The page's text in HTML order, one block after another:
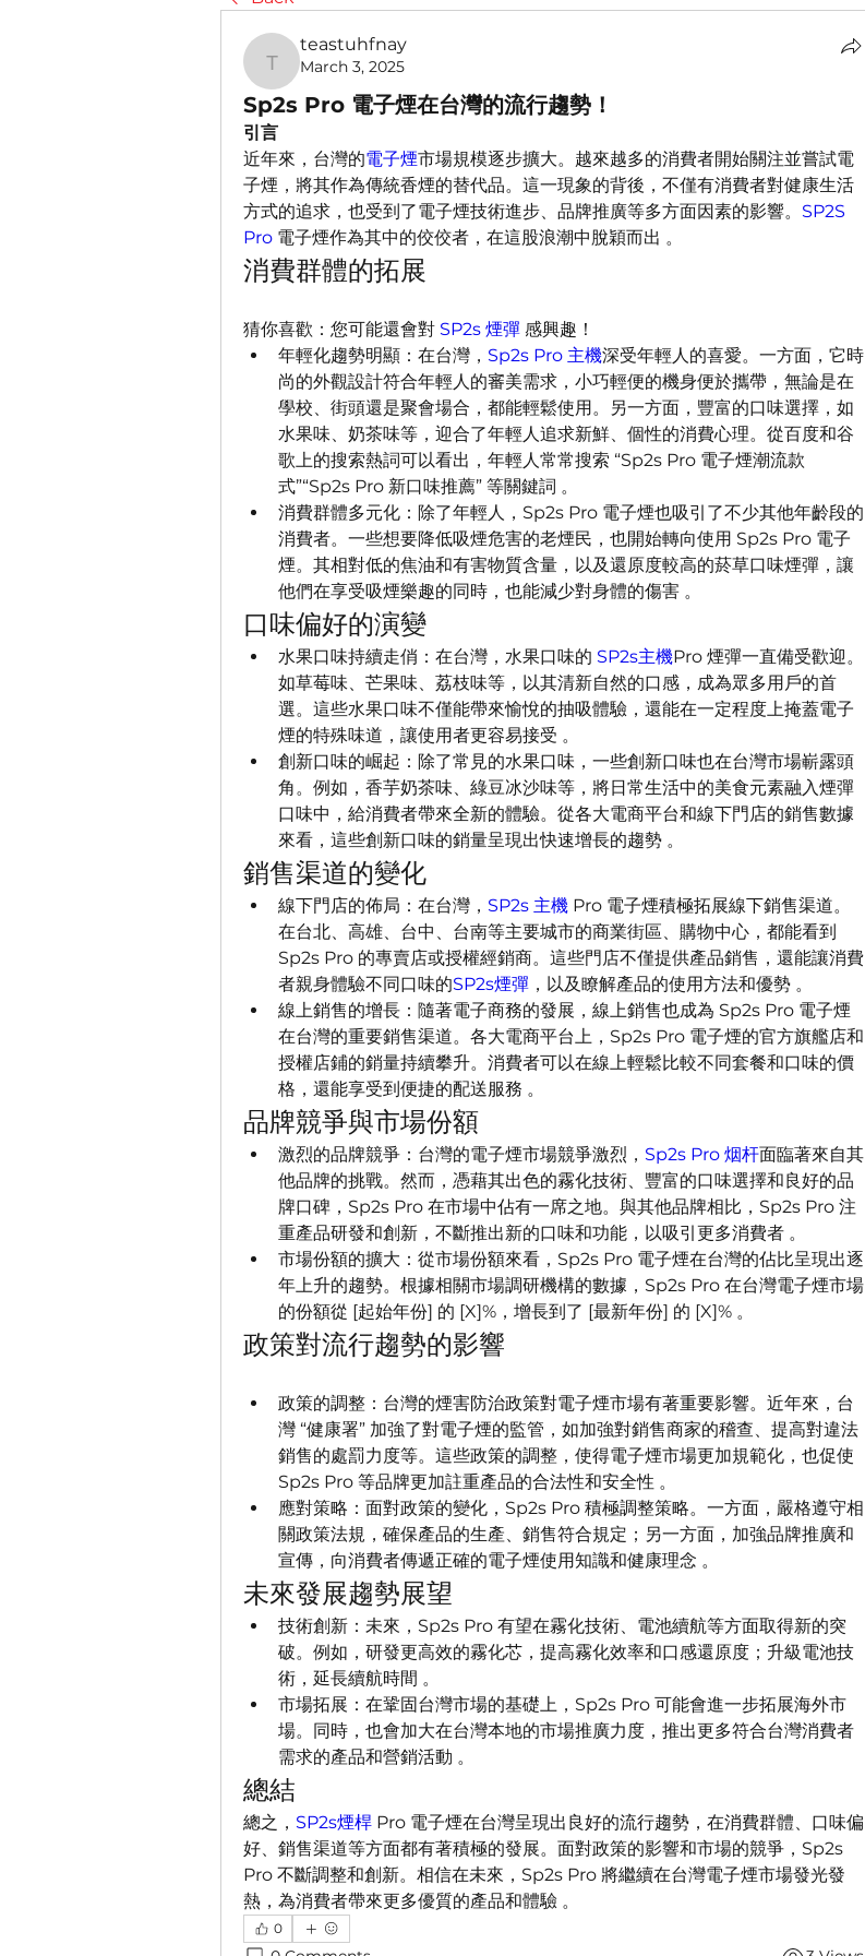
teastuhfnay
teastuhfnay
March 3, 2025
Sp2s Pro 電子煙在台灣的流行趨勢！
引言
近年來，台灣的電子煙市場規模逐步擴大。越來越多的消費者開始關注並嘗試電
子煙，將其作為傳統香煙的替代品。這一現象的背後，不僅有消費者對健康生活
方式的追求，也受到了電子煙技術進步、品牌推廣等多方面因素的影響。 SP2S
Pro 電子煙作為其中的佼佼者，在這股浪潮中脫穎而出 。
消費群體的拓展
猜你喜歡：您可能還會對 SP2s 煙彈 感興趣！
年輕化趨勢明顯：在台灣， Sp2s Pro 主機深受年輕人的喜愛。一方面，它時
尚的外觀設計符合年輕人的審美需求，小巧輕便的機身便於攜帶，無論是在
學校、街頭還是聚會場合，都能輕鬆使用。另一方面，豐富的口味選擇，如
水果味、奶茶味等，迎合了年輕人追求新鮮、個性的消費心理。從百度和谷
歌上的搜索熱詞可以看出，年輕人常常搜索 “Sp2s Pro 電子煙潮流款
式”“Sp2s Pro 新口味推薦” 等關鍵詞 。
消費群體多元化：除了年輕人，Sp2s Pro 電子煙也吸引了不少其他年齡段的
消費者。一些想要降低吸煙危害的老煙民，也開始轉向使用 Sp2s Pro 電子
煙。其相對低的焦油和有害物質含量，以及還原度較高的菸草口味煙彈，讓
他們在享受吸煙樂趣的同時，也能減少對身體的傷害 。
口味偏好的演變
水果口味持續走俏：在台灣，水果口味的 SP2s主機Pro 煙彈一直備受歡迎。
如草莓味、芒果味、荔枝味等，以其清新自然的口感，成為眾多用戶的首
選。這些水果口味不僅能帶來愉悅的抽吸體驗，還能在一定程度上掩蓋電子
煙的特殊味道，讓使用者更容易接受 。
創新口味的崛起：除了常見的水果口味，一些創新口味也在台灣市場嶄露頭
角。例如，香芋奶茶味、綠豆冰沙味等，將日常生活中的美食元素融入煙彈
口味中，給消費者帶來全新的體驗。從各大電商平台和線下門店的銷售數據
來看，這些創新口味的銷量呈現出快速增長的趨勢 。
銷售渠道的變化
線下門店的佈局：在台灣， SP2s 主機 Pro 電子煙積極拓展線下銷售渠道。
在台北、高雄、台中、台南等主要城市的商業街區、購物中心，都能看到
Sp2s Pro 的專賣店或授權經銷商。這些門店不僅提供產品銷售，還能讓消費
者親身體驗不同口味的SP2s煙彈 ，以及瞭解產品的使用方法和優勢 。
線上銷售的增長：隨著電子商務的發展，線上銷售也成為 Sp2s Pro 電子煙
在台灣的重要銷售渠道。各大電商平台上，Sp2s Pro 電子煙的官方旗艦店和
授權店鋪的銷量持續攀升。消費者可以在線上輕鬆比較不同套餐和口味的價
格，還能享受到便捷的配送服務 。
品牌競爭與市場份額
激烈的品牌競爭：台灣的電子煙市場競爭激烈， Sp2s Pro 烟杆面臨著來自其
他品牌的挑戰。然而，憑藉其出色的霧化技術、豐富的口味選擇和良好的品
牌口碑，Sp2s Pro 在市場中佔有一席之地。與其他品牌相比，Sp2s Pro 注
重產品研發和創新，不斷推出新的口味和功能，以吸引更多消費者 。
市場份額的擴大：從市場份額來看，Sp2s Pro 電子煙在台灣的佔比呈現出逐
年上升的趨勢。根據相關市場調研機構的數據，Sp2s Pro 在台灣電子煙市場
的份額從 [起始年份] 的 [X]%，增長到了 [最新年份] 的 [X]% 。
政策對流行趨勢的影響
政策的調整：台灣的煙害防治政策對電子煙市場有著重要影響。近年來，台
灣 “健康署” 加強了對電子煙的監管，如加強對銷售商家的稽查、提高對違法
銷售的處罰力度等。這些政策的調整，使得電子煙市場更加規範化，也促使
Sp2s Pro 等品牌更加註重產品的合法性和安全性 。
應對策略：面對政策的變化，Sp2s Pro 積極調整策略。一方面，嚴格遵守相
關政策法規，確保產品的生產、銷售符合規定；另一方面，加強品牌推廣和
宣傳，向消費者傳遞正確的電子煙使用知識和健康理念 。
未來發展趨勢展望
技術創新：未來，Sp2s Pro 有望在霧化技術、電池續航等方面取得新的突
破。例如，研發更高效的霧化芯，提高霧化效率和口感還原度；升級電池技
術，延長續航時間 。
市場拓展：在鞏固台灣市場的基礎上，Sp2s Pro 可能會進一步拓展海外市
場。同時，也會加大在台灣本地的市場推廣力度，推出更多符合台灣消費者
需求的產品和營銷活動 。
總結
總之， SP2s煙桿 Pro 電子煙在台灣呈現出良好的流行趨勢，在消費群體、口味偏
好、銷售渠道等方面都有著積極的發展。面對政策的影響和市場的競爭，Sp2s
Pro 不斷調整和創新。相信在未來，Sp2s Pro 將繼續在台灣電子煙市場發光發
熱，為消費者帶來更多優質的產品和體驗 。
0